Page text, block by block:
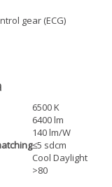
gear (ECG)
6500 K
6400 lm
140 lm/W
≤5 sdcm
Cool Daylight
>80